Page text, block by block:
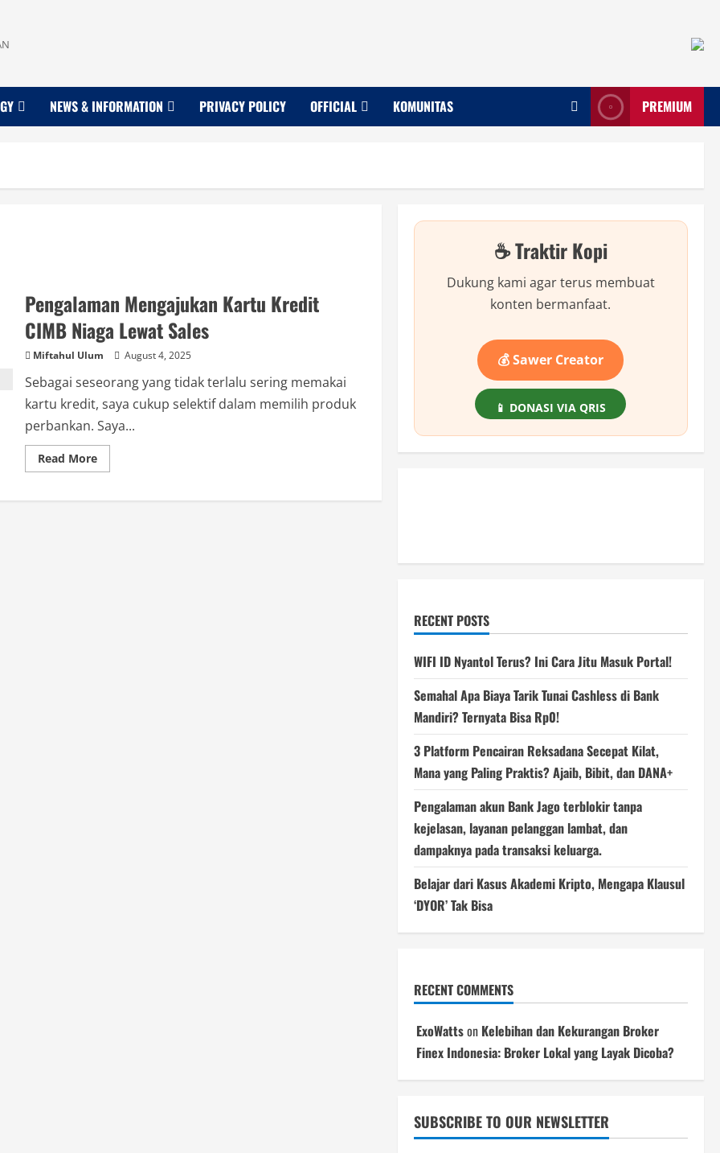
NEWS & INFORMATION PRIVACY POLICY OFFICIAL KOMUNITAS PREMIUM
Pengalaman Mengajukan Kartu Kredit
CIMB Niaga Lewat Sales
Miftahul Ulum August 4, 2025
Sebagai seseorang yang tidak terlalu sering memakai
kartu kredit, saya cukup selektif dalam memilih produk
perbankan. Saya...
Read MoreRead
more
Mengajukan
☕ Traktir Kopi
Dukung kami agar terus membuat
konten bermanfaat.
💰 Sawer Creator
📱 DONASI VIA QRIS
RECENT POSTS
WIFI ID Nyantol Terus? Ini Cara Jitu Masuk Portal!
Semahal Apa Biaya Tarik Tunai Cashless di Bank
Mandiri? Ternyata Bisa Rp0!
3 Platform Pencairan Reksadana Secepat Kilat,
Mana yang Paling Praktis? Ajaib, Bibit, dan DANA+
Pengalaman akun Bank Jago terblokir tanpa
kejelasan, layanan pelanggan lambat, dan
dampaknya pada transaksi keluarga.
Belajar dari Kasus Akademi Kripto, Mengapa Klausul
‘DYOR’ Tak Bisa
RECENT COMMENTS
ExoWattson Kelebihan dan Kekurangan Broker
Finex Indonesia: Broker Lokal yang Layak Dicoba?
SUBSCRIBE TO OUR NEWSLETTER